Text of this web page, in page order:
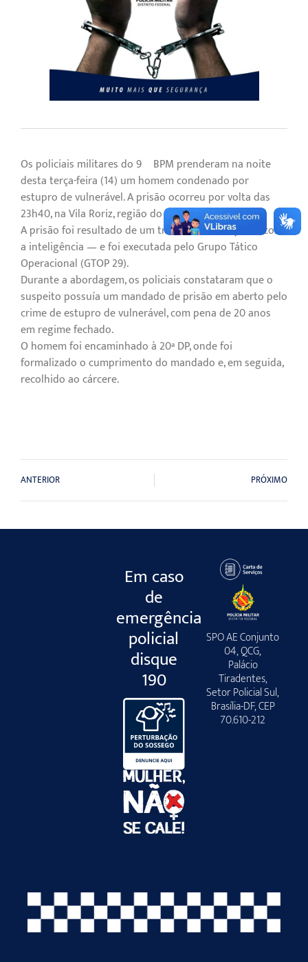
Os policiais militares do 9º BPM prenderam na noite
desta terça-feira (14) um homem condenado por
estupro de vulnerável. A prisão ocorreu por volta das
23h40, na Vila Roriz, região do Gama.
A prisão foi resultado de um trabalho em conjunto com
a inteligência — e foi executada pelo Grupo Tático
Operacional (GTOP 29).
Durante a abordagem, os policiais constataram que o
suspeito possuía um mandado de prisão em aberto pelo
crime de estupro de vulnerável, com pena de 20 anos
em regime fechado.
O homem foi encaminhado à 20ª DP, onde foi
formalizado o cumprimento do mandado e, em seguida,
recolhido ao cárcere.
ANTERIOR PRÓXIMO
Em caso
de
emergência
policial
disque
190
SPO AE Conjunto
04, QCG,
Palácio
Tiradentes,
Setor Policial Sul,
Brasília-DF, CEP
70.610-212